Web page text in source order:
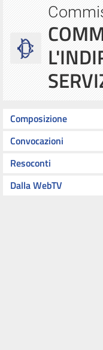
Composizione
Convocazioni
Resoconti
Dalla WebTV